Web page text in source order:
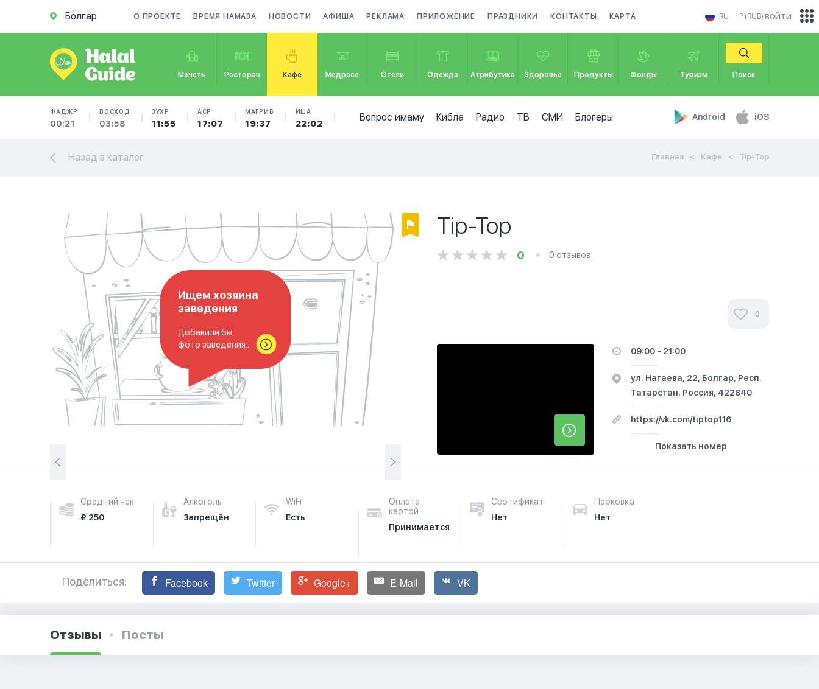
Болгар О ПРОЕКТЕ ВРЕМЯ НАМАЗА НОВОСТИ АФИША РЕКЛАМА ПРИЛОЖЕНИЕ ПРАЗДНИКИ КОНТАКТЫ КАРТА RU ₽ (RUB)
Мечеть Ресторан Кафе Медресе Отели Одежда Атрибутика Здоровье Продукты Фонды Туризм Поиск
ФАДЖР
00:21
ВОСХОД
03:58
ЗУХР
11:55
АСР
17:07
МАГРИБ
19:37
ИША
22:02
Вопрос имаму Кибла Радио ТВ СМИ Блогеры Android iOS
войти
Назад в каталог Главная Кафе Tip-Top
Ищем хозяина
заведения
Добавили бы
фото заведения..
Tip-Top
0 0 отзывов
0
09:00 - 21:00
ул. Нагаева, 22, Болгар, Респ.
Татарстан, Россия, 422840
https://vk.com/tiptop116
Показать номер
Средний чек
₽ 250
Алкоголь
Запрещён
WiFi
Есть
Оплата
картой
Принимается
Сертификат
Нет
Парковка
Нет
Поделиться: Facebook Twitter Google+ E-Mail VK
Отзывы Посты